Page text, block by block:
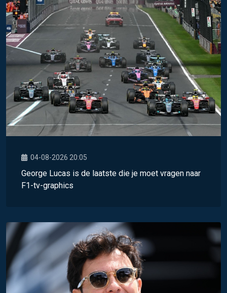
04-08-2026 20:05
George Lucas is de laatste die je moet vragen naar
F1-tv-graphics